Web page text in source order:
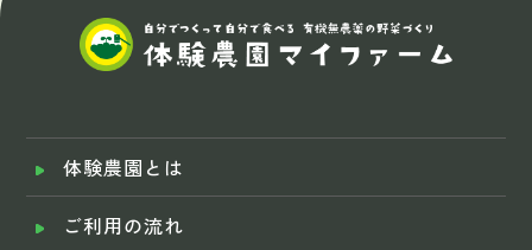
体験農園とは
ご利用の流れ